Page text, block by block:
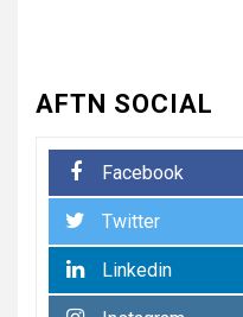
AFTN SOCIAL
Facebook
Twitter
Linkedin
5